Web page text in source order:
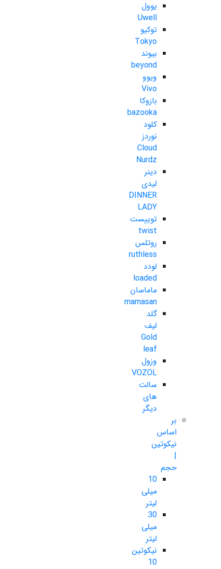
یوول
Uwell
توکیو
Tokyo
بیوند
beyond
ویوو
Vivo
بازوکا
bazooka
کلود
نوردز
Cloud
Nurdz
دینر
لیدی
DINNER
LADY
توییست
twist
روتلس
ruthless
لودد
loaded
ماماسان
mamasan
گلد
لیف
Gold
leaf
وزول
VOZOL
سالت
های
دیگر
بر
اساس
نیکوتین
|
حجم
10
میلی
لیتر
30
میلی
لیتر
نیکوتین
10